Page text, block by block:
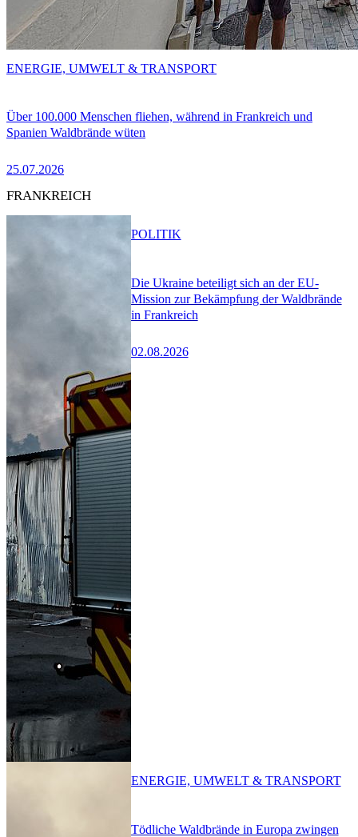
Über 100.000 Menschen fliehen, während in Frankreich und
Spanien Waldbrände wüten
25.07.2026
ENERGIE, UMWELT & TRANSPORT
FRANKREICH
Die Ukraine beteiligt sich an der EU-
Mission zur Bekämpfung der Waldbrände
in Frankreich
02.08.2026
POLITIK
Tödliche Waldbrände in Europa zwingen
ENERGIE, UMWELT & TRANSPORT